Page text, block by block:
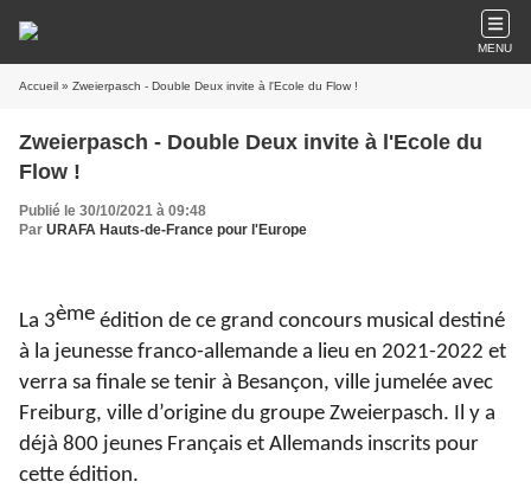
MENU
Accueil » Zweierpasch - Double Deux invite à l'Ecole du Flow !
Zweierpasch - Double Deux invite à l'Ecole du
Flow !
Publié le 30/10/2021 à 09:48
Par URAFA Hauts-de-France pour l'Europe
La 3ème édition de ce grand concours musical destiné
à la jeunesse franco-allemande a lieu en 2021-2022 et
verra sa finale se tenir à Besançon, ville jumelée avec
Freiburg, ville d’origine du groupe Zweierpasch. Il y a
déjà 800 jeunes Français et Allemands inscrits pour
cette édition.